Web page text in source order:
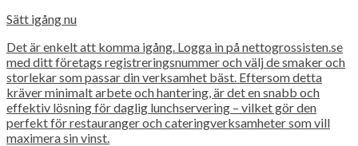
Sätt igång nu
Det är enkelt att komma igång. Logga in på nettogrossisten.se
med ditt företags registreringsnummer och välj de smaker och
storlekar som passar din verksamhet bäst. Eftersom detta
kräver minimalt arbete och hantering, är det en snabb och
effektiv lösning för daglig lunchservering – vilket gör den
perfekt för restauranger och cateringverksamheter som vill
maximera sin vinst.